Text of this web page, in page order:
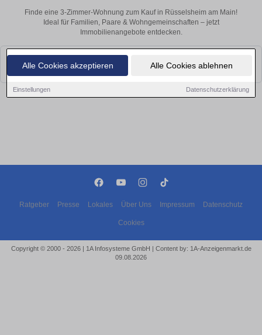
Alle Cookies akzeptieren Alle Cookies ablehnen
Einstellungen Datenschutzerklärung
Finde eine 3-Zimmer-Wohnung zum Kauf in Rüsselsheim am Main!
Ideal für Familien, Paare & Wohngemeinschaften – jetzt
Immobilienangebote entdecken.
Leider konnten wir derzeit keine passenden Objekte finden. Schauen Sie
bald wieder vorbei!
Ratgeber Presse Lokales Über Uns Impressum Datenschutz
Cookies
Copyright © 2000 - 2026 | 1A Infosysteme GmbH | Content by: 1A-Anzeigenmarkt.de
09.08.2026